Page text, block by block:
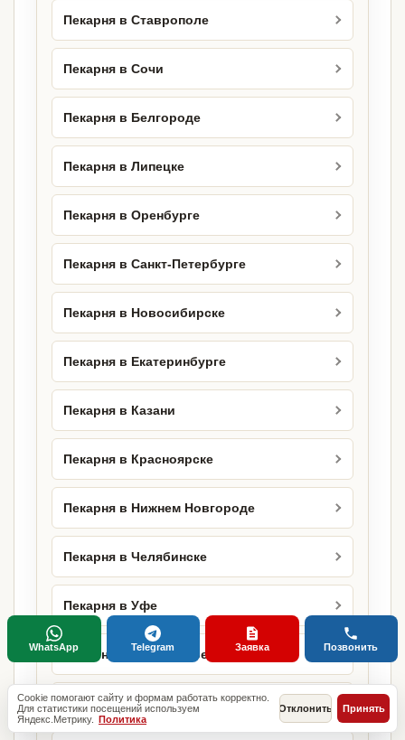
Пекарня в Ставрополе
Пекарня в Сочи
Пекарня в Белгороде
Пекарня в Липецке
Пекарня в Оренбурге
Пекарня в Санкт-Петербурге
Пекарня в Новосибирске
Пекарня в Екатеринбурге
Пекарня в Казани
Пекарня в Красноярске
Пекарня в Нижнем Новгороде
Пекарня в Челябинске
Пекарня в Уфе
Пекарня в Краснодаре
Пекарня в Самаре
Cookie помогают сайту и формам работать корректно.
Для статистики посещений используем
Яндекс.Метрику. Политика
Отклонить Принять
WhatsApp Telegram Заявка Позвонить